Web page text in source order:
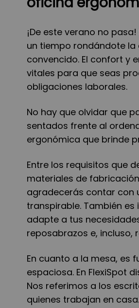
¡De este verano no
un tiempo rondándote
convencido. El confort y
vitales para que seas
obligaciones laborales.
No hay que olvidar que
sentados frente al
ergonómica que brinde
Entre los requisitos que
materiales de
agradecerás contar con
transpirable. También
adapte a tus
reposabrazos e, incluso,
En cuanto a la mesa, es
espaciosa. En FlexiSpot
Nos referimos a los
quienes trabajan en